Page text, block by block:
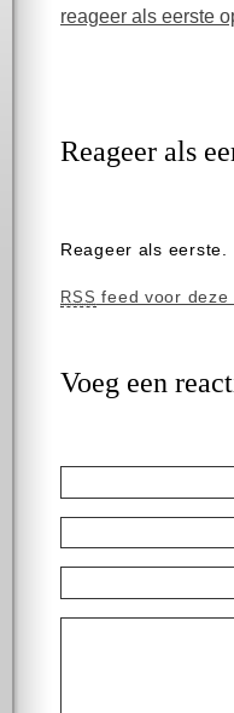
reageer als eerste
Reageer als
Reageer als eerste.
RSS feed voor deze
Voeg een